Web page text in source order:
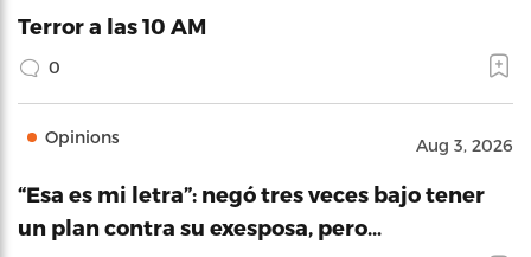
Terror a las 10 AM
0
Opinions Aug 3, 2026
“Esa es mi letra”: negó tres veces bajo tener
un plan contra su exesposa, pero…